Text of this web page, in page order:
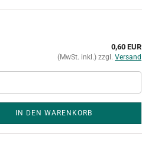
0,60 EUR
(MwSt. inkl.) zzgl. Versand
IN DEN WARENKORB